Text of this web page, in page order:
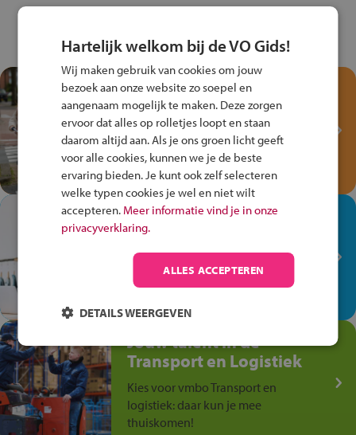
Test je kennis met het
Fiets Veilig
Verkeersspel!
Speel het Fiets Veilig Verkeersspel
en win een Cortina-fiets!
In de winkel ben je op je
plek!
Ontdek via het vmbo jouw talent
op de winkelvloer, waar elke dag
Jouw talent in de
Transport en Logistiek
Kies voor vmbo Transport en
logistiek: daar kun je mee
thuiskomen!
Hartelijk welkom bij de VO Gids!
Wij maken gebruik van cookies om jouw
bezoek aan onze website zo soepel en
aangenaam mogelijk te maken. Deze zorgen
ervoor dat alles op rolletjes loopt en staan
daarom altijd aan. Als je ons groen licht geeft
voor alle cookies, kunnen we je de beste
ervaring bieden. Je kunt ook zelf selecteren
welke typen cookies je wel en niet wilt
accepteren. Meer informatie vind je in onze
privacyverklaring.
ALLES ACCEPTEREN
DETAILS WEERGEVEN